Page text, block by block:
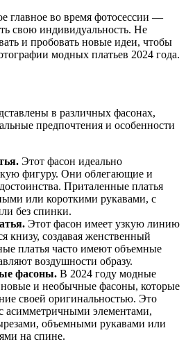
главное во время фотосессии —
свою индивидуальность. Не
и пробовать новые идеи, чтобы
модных платьев 2024 года.
в различных фасонах,
предпочтения и особенности
Этот фасон идеально
фигуру. Они облегающие и
Приталенные платья
или короткими рукавами, с
без спинки.
Этот фасон имеет узкую линию
книзу, создавая женственный
платья часто имеют объемные
воздушности образу.
фасоны. В 2024 году модные
новые и необычные фасоны, которые
своей оригинальностью. Это
асимметричными элементами,
объемными рукавами или
на спине.